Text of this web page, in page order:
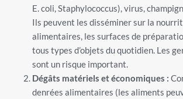
E. coli, Staphylococcus), virus,
Ils peuvent les disséminer sur la
alimentaires, les surfaces de
tous types d’objets du quotidien. Les
sont un risque important.
Dégâts matériels et économiques :
denrées alimentaires (les aliments